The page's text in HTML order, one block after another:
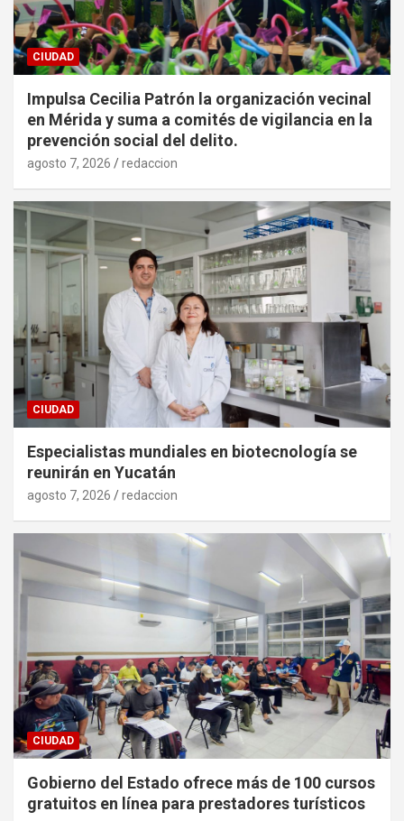
CIUDAD
Impulsa Cecilia Patrón la organización vecinal
en Mérida y suma a comités de vigilancia en la
prevención social del delito.
agosto 7, 2026 redaccion
CIUDAD
Especialistas mundiales en biotecnología se
reunirán en Yucatán
agosto 7, 2026 redaccion
CIUDAD
Gobierno del Estado ofrece más de 100 cursos
gratuitos en línea para prestadores turísticos